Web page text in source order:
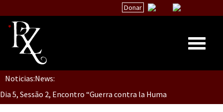
Donar
Inicio
Quiénes Somos
Noticias:News:
Dia 5, Sessão 2, Encontro “Guerra contra la Humanidad”